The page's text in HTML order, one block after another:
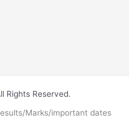
Rights Reserved.
Marks/important dates